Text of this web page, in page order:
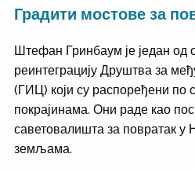
Градити мостове за
Штефан Гринбаум је један од
реинтеграцију Друштва за
(ГИЦ) који су распоређени по
покрајинама. Они раде као
саветовалишта за повратак у
земљама.